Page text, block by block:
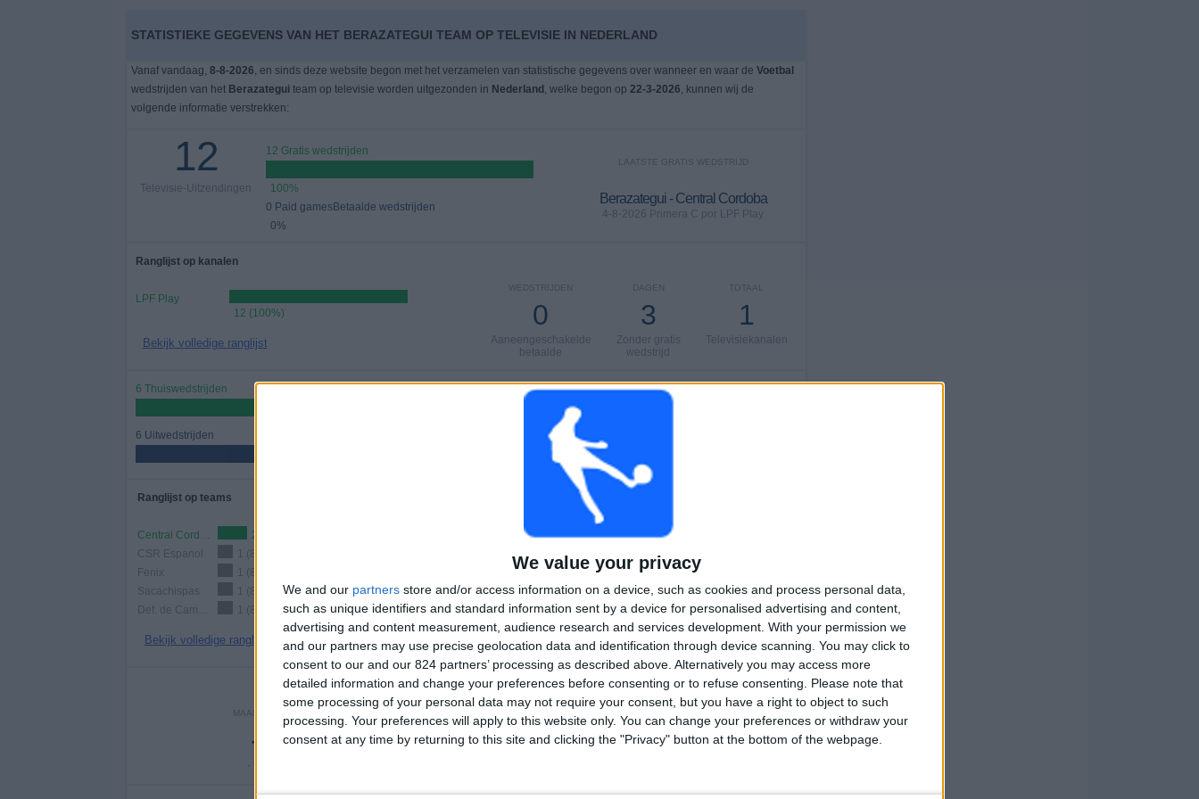
We value your privacy
We and our partners store and/or access information on a device, such as cookies and process personal data,
such as unique identifiers and standard information sent by a device for personalised advertising and content,
advertising and content measurement, audience research and services development. With your permission we
and our partners may use precise geolocation data and identification through device scanning. You may click to
consent to our and our 824 partners’ processing as described above. Alternatively you may access more
detailed information and change your preferences before consenting or to refuse consenting.
Please note that
some processing of your personal data may not require your consent, but you have a right to object to such
processing. Your preferences will apply to this website only. You can change your preferences or withdraw your
consent at any time by returning to this site and clicking the "Privacy" button at the bottom of the webpage.
STATISTIEKE GEGEVENS VAN HET BERAZATEGUI TEAM OP TELEVISIE IN NEDERLAND
Vanaf vandaag, 8-8-2026, en sinds deze website begon met het verzamelen van statistische gegevens over wanneer en waar de Voetbal
wedstrijden van het Berazategui team op televisie worden uitgezonden in Nederland , welke begon op 22-3-2026, kunnen wij de
volgende informatie verstrekken:
12
Televisie-Uitzendingen
12 Gratis wedstrijden
100%
0 Paid gamesBetaalde wedstrijden
0%
LAATSTE GRATIS WEDSTRIJD
Berazategui - Central Cordoba
4-8-2026 Primera C por LPF Play
Ranglijst op kanalen
LPF Play
12 (100%)
Bekijk volledige ranglijst
TOTAAL
1
Televisiekanalen
DAGEN
3
Zonder gratis
wedstrijd
WEDSTRIJDEN
0
Aaneengeschakelde
betaalde
6 Thuiswedstrijden
6 Uitwedstrijden
MAXIMAAL
Cordoba
1
COMPETITIES
Ranglijst op teams
Central Cordoba
2 (16,67%)
CSR Espanol
1 (8,33%)
Fenix
1 (8,33%)
Sacachispas
1 (8,33%)
1 (8,33%)
Bekijk volledige ranglijst
Ranglijst op competities
Bekijk volledige ranglijst
Aantal wedstrijden per dag van de week
MAANDAG
-
- %
1 1 - 1 5 4